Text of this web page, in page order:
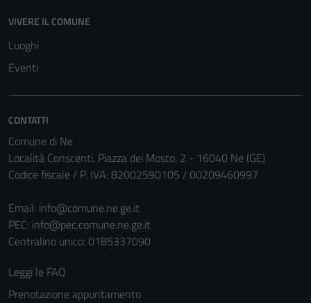
VIVERE IL COMUNE
Luoghi
Eventi
CONTATTI
Comune di Ne
Località Conscenti, Piazza dei Mosto, 2 - 16040 Ne (GE)
Codice fiscale / P. IVA: 82002590105 / 00209460997
Email: info@comune.ne.ge.it
PEC: info@pec.comune.ne.ge.it
Centralino unico: 0185337090
Leggi le FAQ
Prenotazione appuntamento
sono necessari
per il